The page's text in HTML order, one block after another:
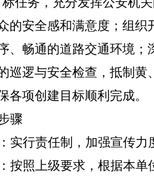
的安全感和满意度；组
、畅通的道路交通环境；
巡逻与安全检查，抵制黄
各项创建目标顺利完成。
骤
实行责任制，加强宣传力
按照上级要求，根据本